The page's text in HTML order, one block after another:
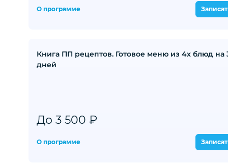
О программе
Книга ПП рецептов. Готовое меню из 4х блюд на
дней
До 3 500 ₽
О программе